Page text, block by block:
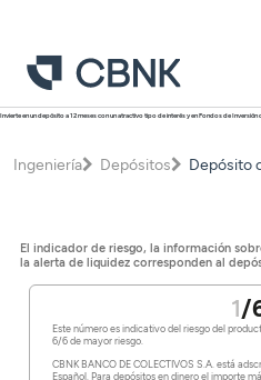
Personas
Programa Más CBNK
Depósitos
Inversión
Empresa
Depósitos
Financiación
Avales
Inversión
Planes de pensiones
Programa Más CBNK
Depósitos
Salud
Programa Más CBNK Farma
Cuentas
Oficinas
Invierte en un depósito a 12 meses con un atractivo tipo de interés y en Fondos de
Ingeniería Depósitos Depósito
El indicador de riesgo, la información
la alerta de liquidez corresponden al
1/
Este número es indicativo del riesgo del
6/6 de mayor riesgo.
CBNK BANCO DE COLECTIVOS S.A. está
Español. Para depósitos en dinero el importe